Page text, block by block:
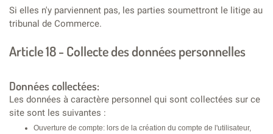
Si elles n'y parviennent pas, les parties soumettront le litige au
tribunal de Commerce.
Article 18 - Collecte des données personnelles
Données collectées:
Les données à caractère personnel qui sont collectées sur ce
site sont les suivantes :
Ouverture de compte: lors de la création du compte de l'utilisateur,